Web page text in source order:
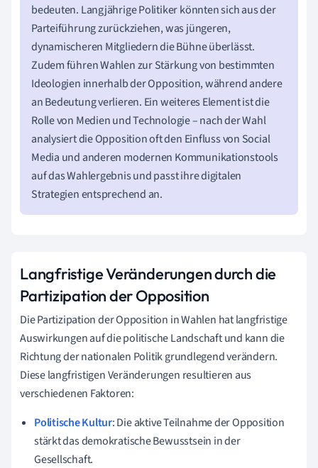
bedeuten. Langjährige Politiker könnten sich aus der
Parteiführung zurückziehen, was jüngeren,
dynamischeren Mitgliedern die Bühne überlässt.
Zudem führen Wahlen zur Stärkung von bestimmten
Ideologien innerhalb der Opposition, während andere
an Bedeutung verlieren. Ein weiteres Element ist die
Rolle von Medien und Technologie – nach der Wahl
analysiert die Opposition oft den Einfluss von Social
Media und anderen modernen Kommunikationstools
auf das Wahlergebnis und passt ihre digitalen
Strategien entsprechend an.
Langfristige Veränderungen durch die
Partizipation der Opposition
Die Partizipation der Opposition in Wahlen hat langfristige
Auswirkungen auf die politische Landschaft und kann die
Richtung der nationalen Politik grundlegend verändern.
Diese langfristigen Veränderungen resultieren aus
verschiedenen Faktoren:
Politische Kultur: Die aktive Teilnahme der Opposition
stärkt das demokratische Bewusstsein in der
Gesellschaft.